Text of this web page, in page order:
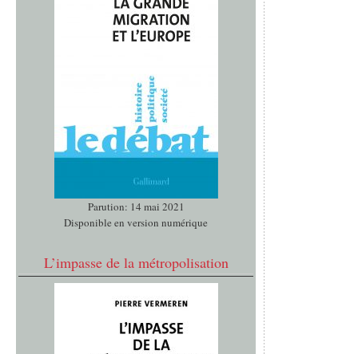
Parution: 14 mai 2021
Disponible en version numérique
L’impasse de la métropolisation